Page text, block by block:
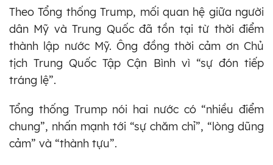
Theo Tổng thống Trump, mối quan hệ giữa người
dân Mỹ và Trung Quốc đã tồn tại từ thời điểm
thành lập nước Mỹ. Ông đồng thời cảm ơn Chủ
tịch Trung Quốc Tập Cận Bình vì “sự đón tiếp
tráng lệ”.
Tổng thống Trump nói hai nước có “nhiều điểm
chung”, nhấn mạnh tới “sự chăm chỉ”, “lòng dũng
cảm” và “thành tựu”.